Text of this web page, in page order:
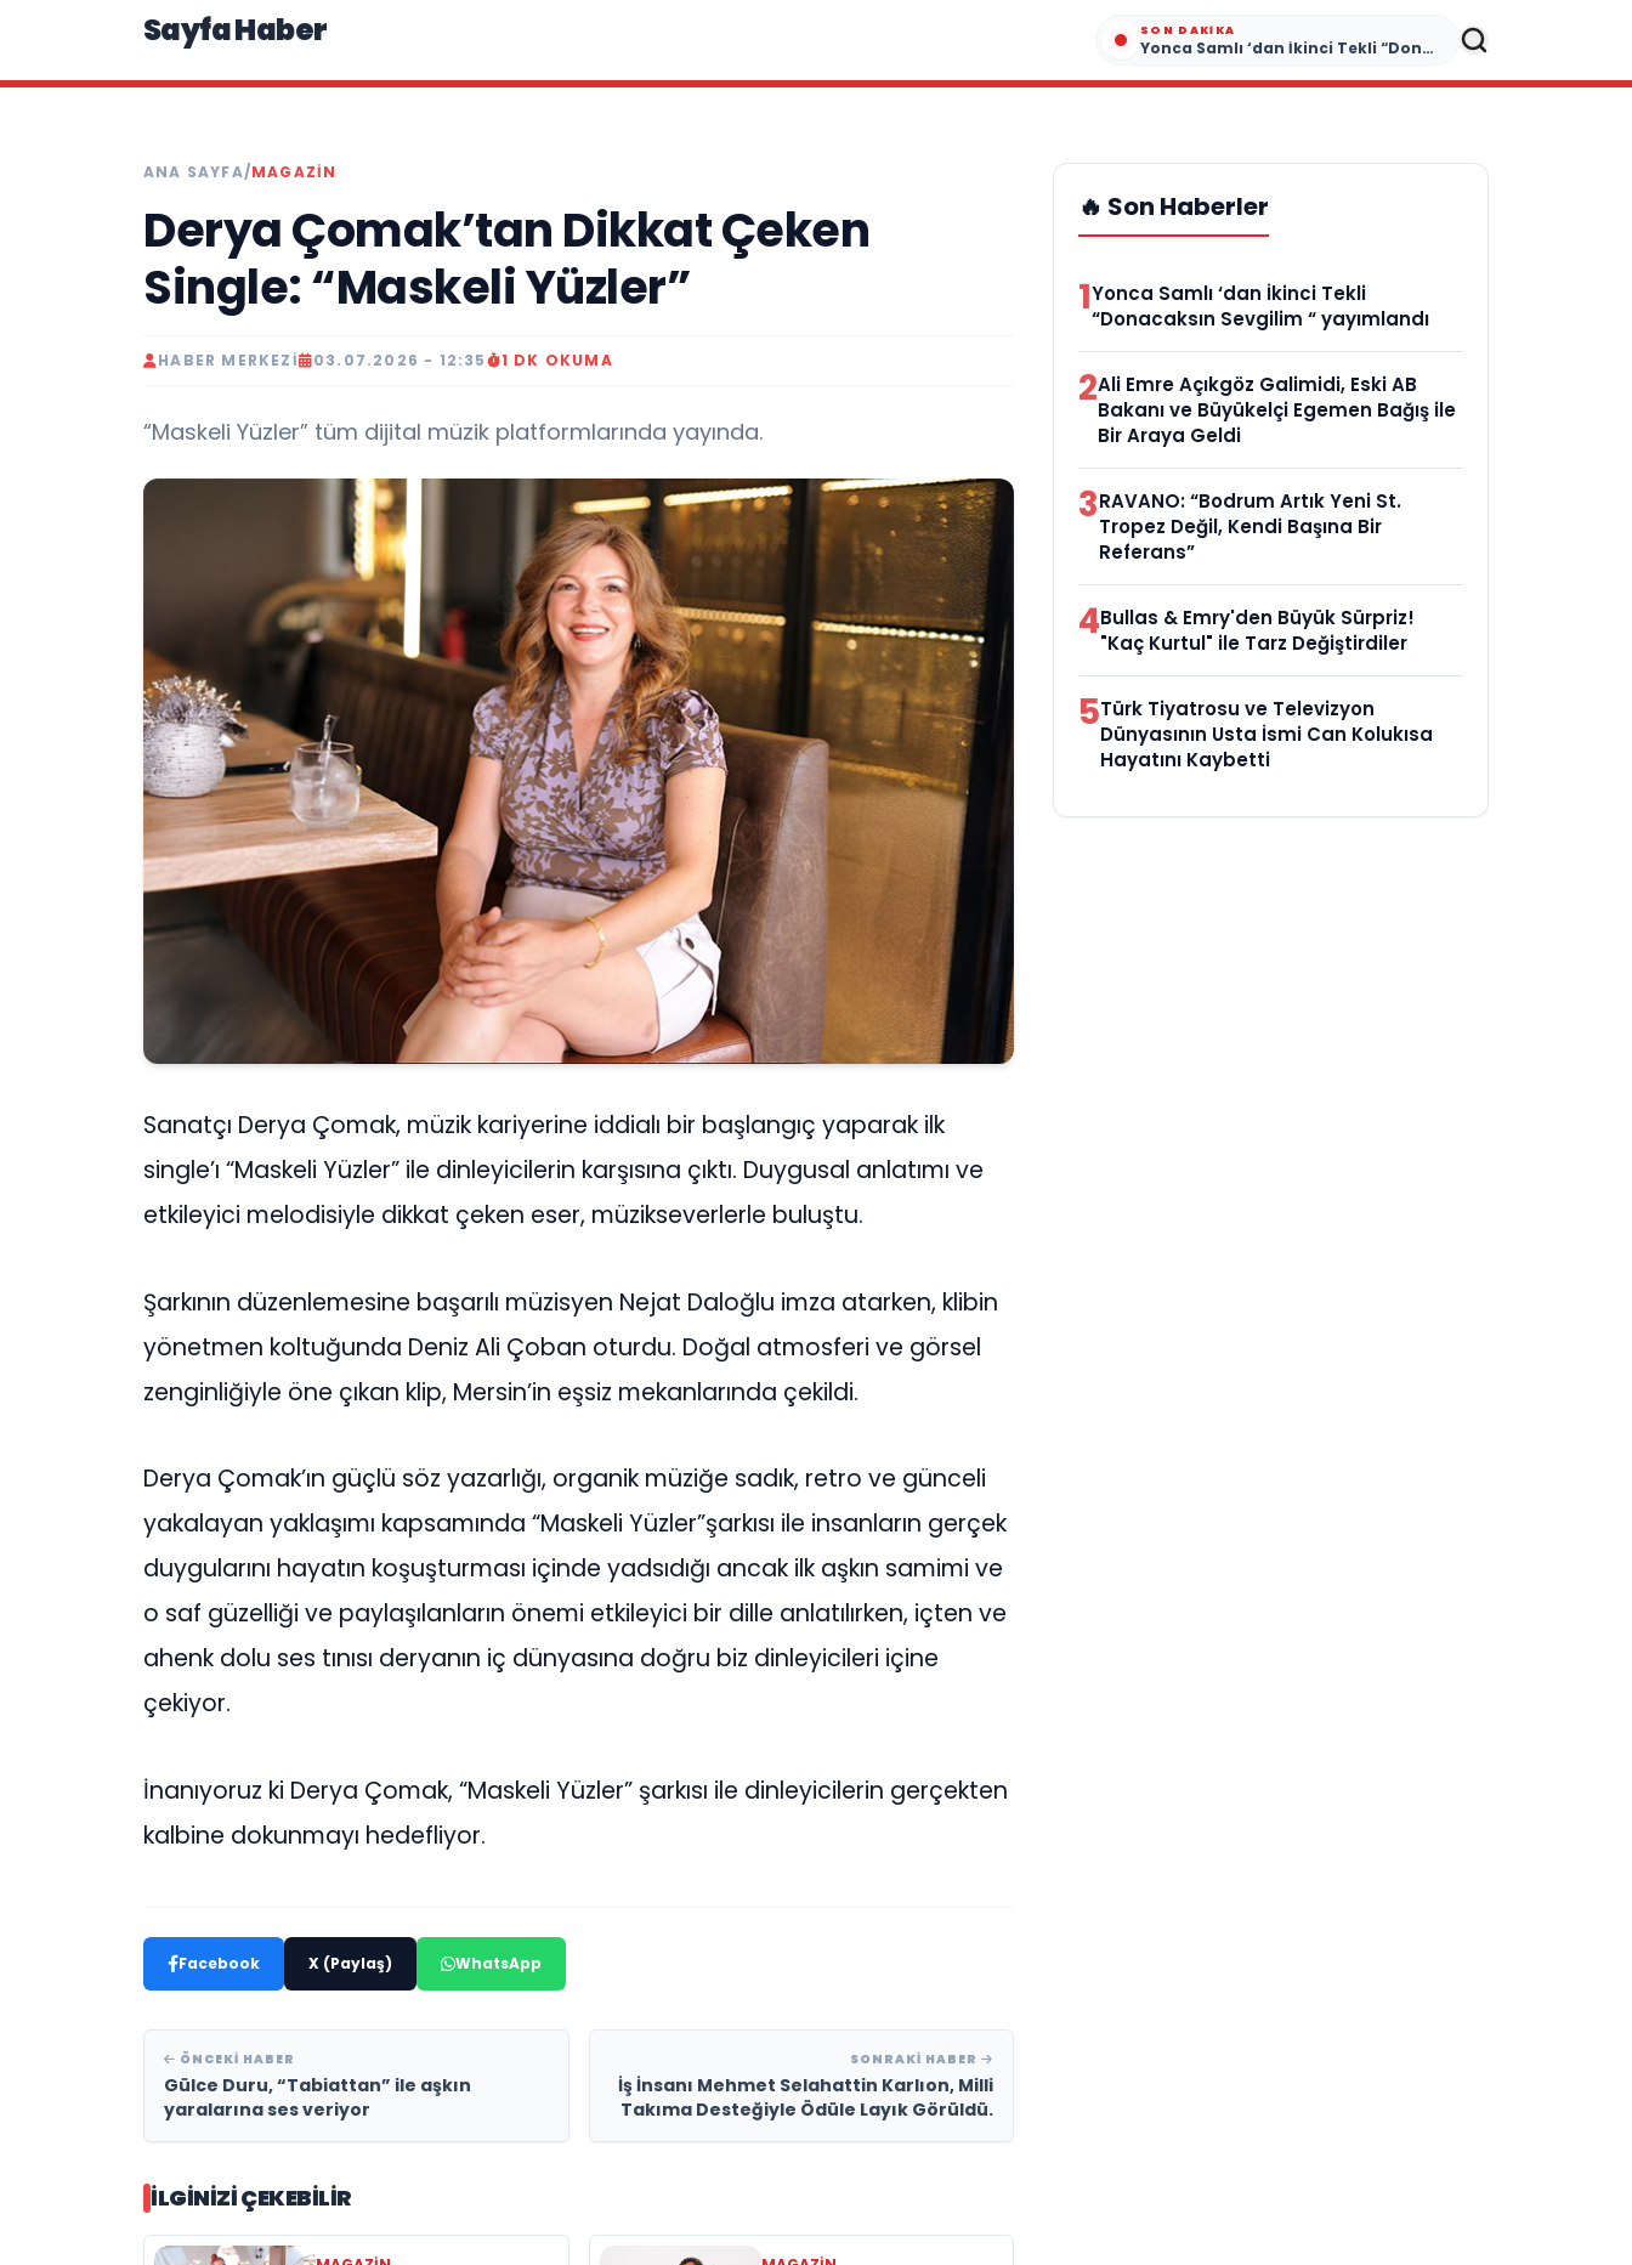
Sayfa Haber SON DAKIKA
Yonca Samlı ‘dan İkinci Tekli “Donacaksın Sevgilim “ yayımlandı
ANA SAYFA/MAGAZIN
Derya Çomak’tan Dikkat Çeken
Single: “Maskeli Yüzler”
HABER MERKEZI 03.07.2026 - 12:35 1 DK OKUMA
“Maskeli Yüzler” tüm dijital müzik platformlarında yayında.
Sanatçı Derya Çomak, müzik kariyerine iddialı bir başlangıç yaparak ilk
single’ı “Maskeli Yüzler” ile dinleyicilerin karşısına çıktı. Duygusal anlatımı ve
etkileyici melodisiyle dikkat çeken eser, müzikseverlerle buluştu.
Şarkının düzenlemesine başarılı müzisyen Nejat Daloğlu imza atarken, klibin
yönetmen koltuğunda Deniz Ali Çoban oturdu. Doğal atmosferi ve görsel
zenginliğiyle öne çıkan klip, Mersin’in eşsiz mekanlarında çekildi.
Derya Çomak’ın güçlü söz yazarlığı, organik müziğe sadık, retro ve günceli
yakalayan yaklaşımı kapsamında “Maskeli Yüzler”şarkısı ile insanların gerçek
duygularını hayatın koşuşturması içinde yadsıdığı ancak ilk aşkın samimi ve
o saf güzelliği ve paylaşılanların önemi etkileyici bir dille anlatılırken, içten ve
ahenk dolu ses tınısı deryanın iç dünyasına doğru biz dinleyicileri içine
çekiyor.
İnanıyoruz ki Derya Çomak, “Maskeli Yüzler” şarkısı ile dinleyicilerin gerçekten
kalbine dokunmayı hedefliyor.
Facebook X (Paylaş) WhatsApp
ÖNCEKI HABER
Gülce Duru, “Tabiattan” ile aşkın
yaralarına ses veriyor
SONRAKI HABER
İş İnsanı Mehmet Selahattin Karlıon, Milli
Takıma Desteğiyle Ödüle Layık Görüldü.
İLGINIZI ÇEKEBILIR
🔥 Son Haberler
1Yonca Samlı ‘dan İkinci Tekli
“Donacaksın Sevgilim “ yayımlandı
2Ali Emre Açıkgöz Galimidi, Eski AB
Bakanı ve Büyükelçi Egemen Bağış ile
Bir Araya Geldi
3RAVANO: “Bodrum Artık Yeni St.
Tropez Değil, Kendi Başına Bir
Referans”
4Bullas & Emry'den Büyük Sürpriz!
"Kaç Kurtul" ile Tarz Değiştirdiler
5Türk Tiyatrosu ve Televizyon
Dünyasının Usta İsmi Can Kolukısa
Hayatını Kaybetti